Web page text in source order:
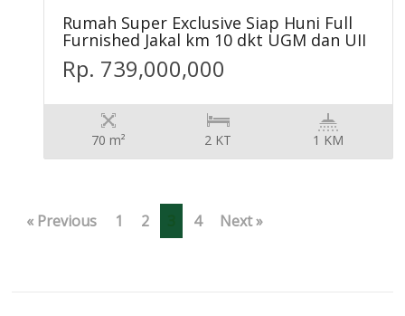
Rumah Super Exclusive Siap Huni Full
Furnished Jakal km 10 dkt UGM dan UII
Rp. 739,000,000
70 m² 2 KT 1 KM
« Previous 1 2 4 Next »